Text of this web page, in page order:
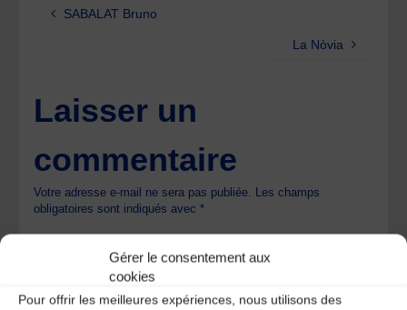
Gérer le consentement aux
cookies
Pour offrir les meilleures expériences, nous utilisons des
SABALAT Bruno
La Nòvia
Laisser un
commentaire
Votre adresse e-mail ne sera pas publiée. Les champs
obligatoires sont indiqués avec*